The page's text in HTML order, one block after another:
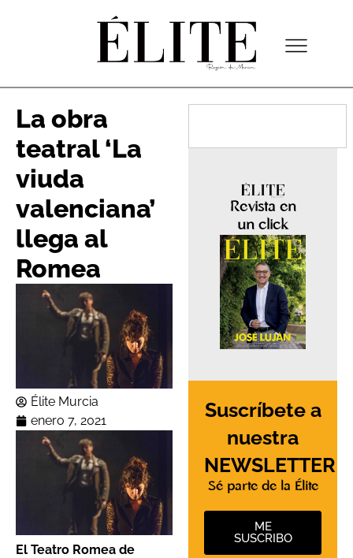
La obra
teatral ‘La
viuda
valenciana’
llega al
Romea
Élite Murcia
enero 7, 2021
El Teatro Romea de
Revista en
un click
Suscríbete a
nuestra
NEWSLETTER
Sé parte de la Élite
ME
SUSCRIBO